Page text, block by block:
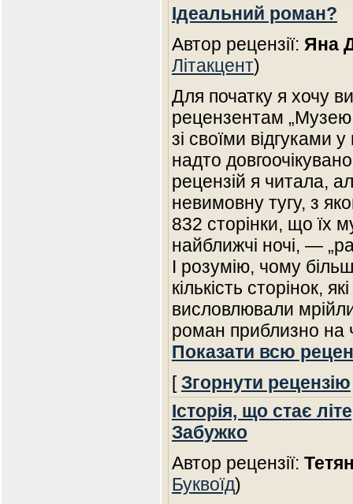
Ідеальний роман?
Автор рецензії: Яна
Літакцент)
Для початку я хочу
рецензентам „Музею
зі своїми відгуками
надто
рецензій я читала,
невимовну тугу, з
832 сторінки, що їх
найближчі ночі, —
І розумію, чому
кількість сторінок,
висловлювали
роман приблизно
Показати всю
[Згорнути рецензію
Історія, що стає
Забужко
Автор рецензії:
Буквоїд)